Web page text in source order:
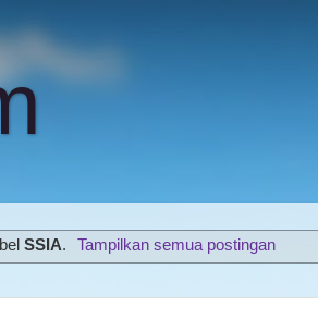
SSIA. Tampilkan semua postingan